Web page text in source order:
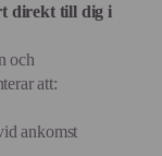
direkt till dig i
och
att:
ankomst